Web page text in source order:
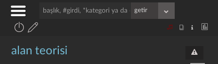
alan teorisi